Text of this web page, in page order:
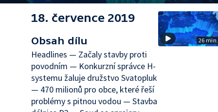
18. července 2019
Obsah dílu
Headlines — Začaly stavby proti
povodním — Konkurzní správce H-
systemu žaluje družstvo Svatopluk
— 470 milionů pro obce, které řeší
problémy s pitnou vodou — Stavba
26 min